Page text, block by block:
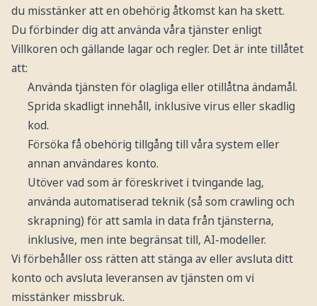
du misstänker att en obehörig åtkomst kan ha skett.
Du förbinder dig att använda våra tjänster enligt
Villkoren och gällande lagar och regler. Det är inte tillåtet
att:
Använda tjänsten för olagliga eller otillåtna ändamål.
Sprida skadligt innehåll, inklusive virus eller skadlig
kod.
Försöka få obehörig tillgång till våra system eller
annan användares konto.
Utöver vad som är föreskrivet i tvingande lag,
använda automatiserad teknik (så som crawling och
skrapning) för att samla in data från tjänsterna,
inklusive, men inte begränsat till, AI-modeller.
Vi förbehåller oss rätten att stänga av eller avsluta ditt
konto och avsluta leveransen av tjänsten om vi
misstänker missbruk.